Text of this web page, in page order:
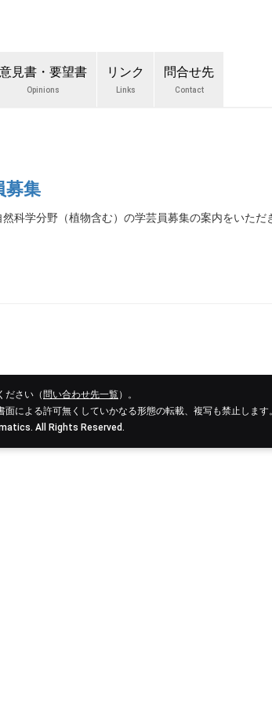
意見書・要望書
Opinions
リンク
Links
問合せ先
Contact
募集
科学分野（植物含む）の学芸員募集の案内をいただ
ださい（ 問い合わせ先一覧）。
による許可無くしていかなる形態の転載、複写も禁止します
All Rights Reserved.